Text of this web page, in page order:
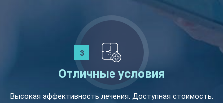
Отличные условия
Высокая эффективность лечения. Доступная стоимость.